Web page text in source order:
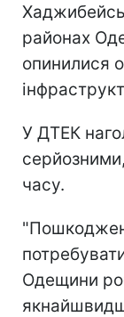
районах
опинилися
У ДТЕК
часу.
Одещини